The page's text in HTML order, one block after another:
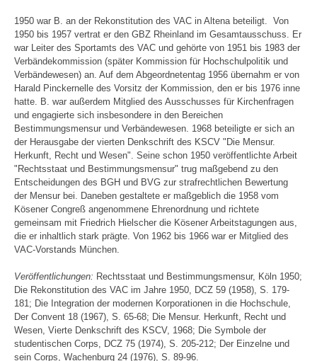
1950 war B. an der Rekonstitution des VAC in Altena beteiligt. Von
1950 bis 1957 vertrat er den GBZ Rheinland im Gesamtausschuss. Er
war Leiter des Sportamts des VAC und gehörte von 1951 bis 1983 der
Verbändekommission (später Kommission für Hochschulpolitik und
Verbändewesen) an. Auf dem Abgeordnetentag 1956 übernahm er von
Harald Pinckernelle des Vorsitz der Kommission, den er bis 1976 inne
hatte. B. war außerdem Mitglied des Ausschusses für Kirchenfragen
und engagierte sich insbesondere in den Bereichen
Bestimmungsmensur und Verbändewesen. 1968 beteiligte er sich an
der Herausgabe der vierten Denkschrift des KSCV "Die Mensur.
Herkunft, Recht und Wesen". Seine schon 1950 veröffentlichte Arbeit
"Rechtsstaat und Bestimmungsmensur" trug maßgebend zu den
Entscheidungen des BGH und BVG zur strafrechtlichen Bewertung
der Mensur bei. Daneben gestaltete er maßgeblich die 1958 vom
Kösener Congreß angenommene Ehrenordnung und richtete
gemeinsam mit Friedrich Hielscher die Kösener Arbeitstagungen aus,
die er inhaltlich stark prägte. Von 1962 bis 1966 war er Mitglied des
VAC-Vorstands München.
Veröffentlichungen: Rechtsstaat und Bestimmungsmensur, Köln 1950;
Die Rekonstitution des VAC im Jahre 1950, DCZ 59 (1958), S. 179-
181; Die Integration der modernen Korporationen in die Hochschule,
Der Convent 18 (1967), S. 65-68; Die Mensur. Herkunft, Recht und
Wesen, Vierte Denkschrift des KSCV, 1968; Die Symbole der
studentischen Corps, DCZ 75 (1974), S. 205-212; Der Einzelne und
sein Corps, Wachenburg 24 (1976), S. 89-96.